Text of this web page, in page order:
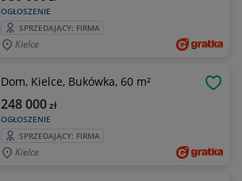
OGŁOSZENIE
SPRZEDAJĄCY: FIRMA
Kielce
Dom, Kielce, Bukówka, 60 m²
OGŁOSZENIE
248 000zł
SPRZEDAJĄCY: FIRMA
Kielce